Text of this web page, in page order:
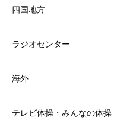
四国地方
ラジオセンター
海外
テレビ体操・みんなの体操